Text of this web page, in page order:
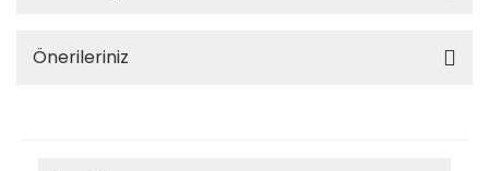
Önerileriniz